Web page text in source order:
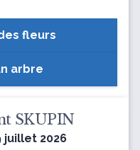
fleurs
arbre
SKUPIN
juillet 2026